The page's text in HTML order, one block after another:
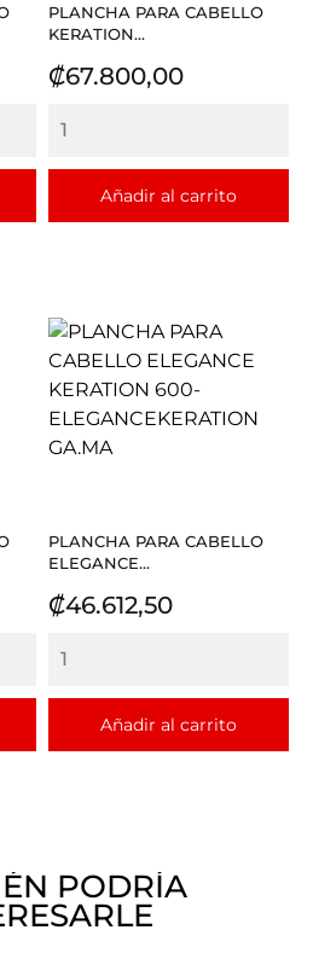
PLANCHA PARA CABELLO
KERATION...
Precio
₡67.800,00
Añadir al carrito
PLANCHA PARA CABELLO
ELEGANCE...
Precio
₡46.612,50
Añadir al carrito
PODRÍA